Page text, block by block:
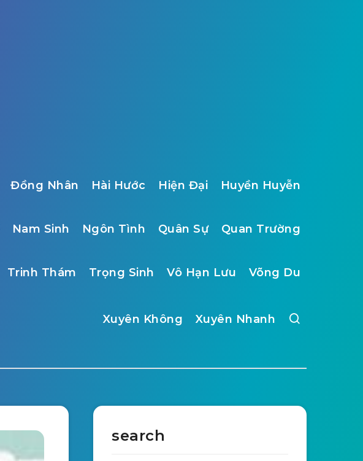
Đồng Nhân Hài Hước Hiện Đại Huyền Huyễn
Nam Sinh Ngôn Tình Quân Sự Quan Trường
Trinh Thám Trọng Sinh Vô Hạn Lưu Võng Du
Xuyên Không Xuyên Nhanh
search